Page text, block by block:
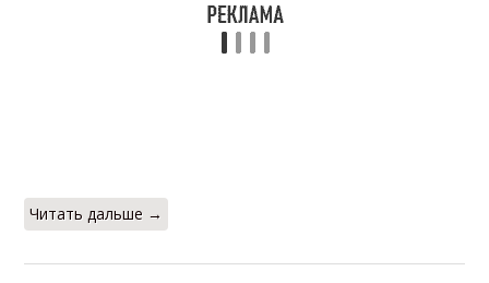
Читать дальше →